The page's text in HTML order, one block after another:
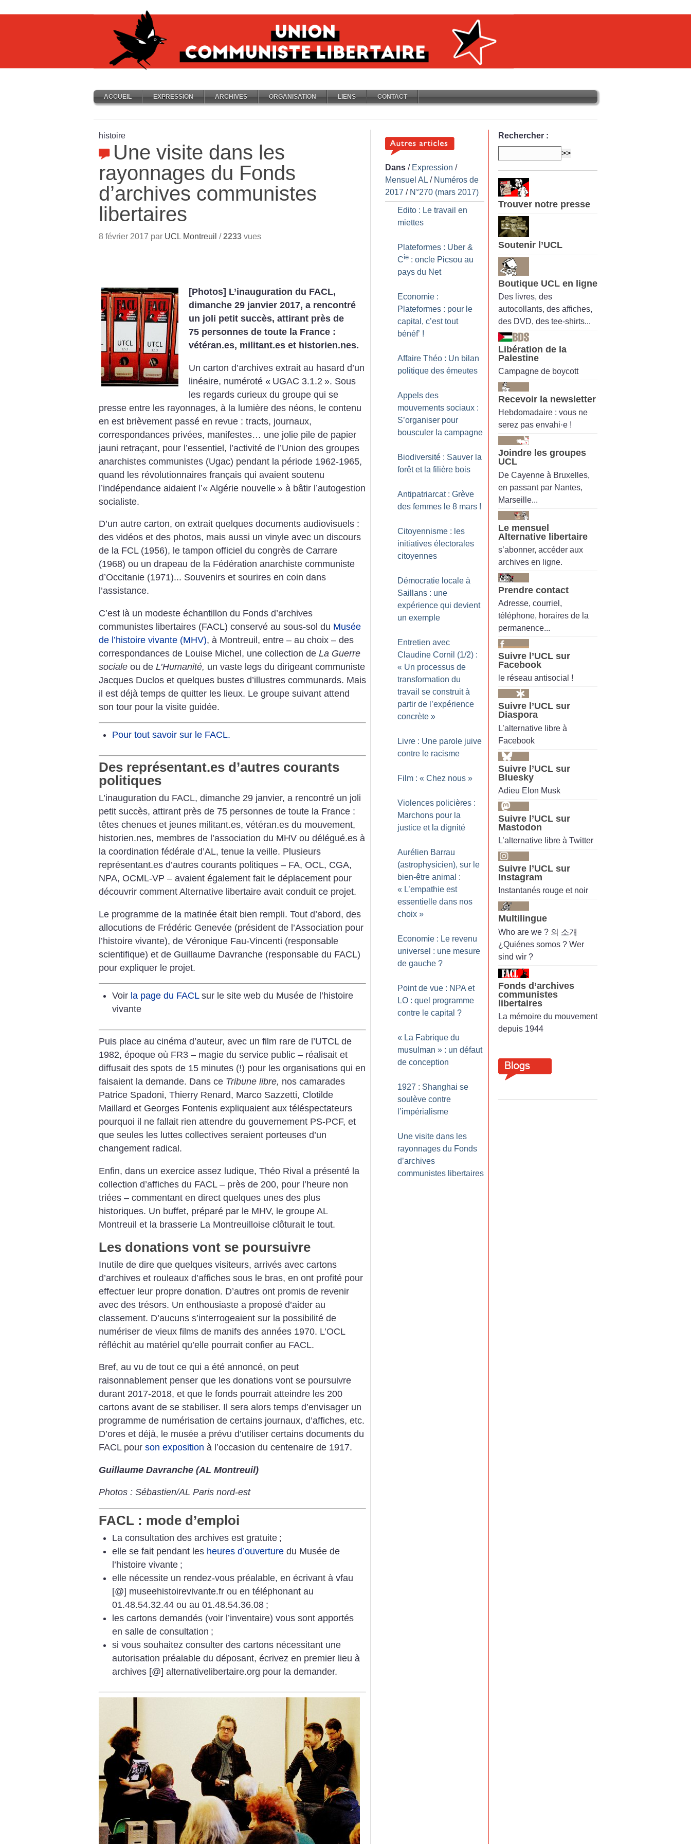
ACCUEIL EXPRESSION ARCHIVES ORGANISATION LIENS CONTACT
histoire
Une visite dans les
rayonnages du Fonds
d’archives communistes
libertaires
8 février 2017 par UCL Montreuil /2233 vues
[Photos] L’inauguration du FACL,
dimanche 29 janvier 2017, a rencontré
un joli petit succès, attirant près de
75 personnes de toute la France :
vétéran.es, militant.es et historien.nes.
Un carton d’archives extrait au hasard d’un
linéaire, numéroté « UGAC 3.1.2 ». Sous
les regards curieux du groupe qui se
presse entre les rayonnages, à la lumière des néons, le contenu
en est brièvement passé en revue : tracts, journaux,
correspondances privées, manifestes… une jolie pile de papier
jauni retraçant, pour l’essentiel, l’activité de l’Union des groupes
anarchistes communistes (Ugac) pendant la période 1962-1965,
quand les révolutionnaires français qui avaient soutenu
l’indépendance aidaient l’« Algérie nouvelle » à bâtir l’autogestion
socialiste.
D’un autre carton, on extrait quelques documents audiovisuels :
des vidéos et des photos, mais aussi un vinyle avec un discours
de la FCL (1956), le tampon officiel du congrès de Carrare
(1968) ou un drapeau de la Fédération anarchiste communiste
d’Occitanie (1971)... Souvenirs et sourires en coin dans
l’assistance.
C’est là un modeste échantillon du Fonds d’archives
communistes libertaires (FACL) conservé au sous-sol du Musée
de l’histoire vivante (MHV), à Montreuil, entre – au choix – des
correspondances de Louise Michel, une collection de La Guerre
sociale ou de L’Humanité, un vaste legs du dirigeant communiste
Jacques Duclos et quelques bustes d’illustres communards. Mais
il est déjà temps de quitter les lieux. Le groupe suivant attend
son tour pour la visite guidée.
Pour tout savoir sur le FACL.
Des représentant.es d’autres courants
politiques
L’inauguration du FACL, dimanche 29 janvier, a rencontré un joli
petit succès, attirant près de 75 personnes de toute la France :
têtes chenues et jeunes militant.es, vétéran.es du mouvement,
historien.nes, membres de l’association du MHV ou délégué.es à
la coordination fédérale d’AL, tenue la veille. Plusieurs
représentant.es d’autres courants politiques – FA, OCL, CGA,
NPA, OCML-VP – avaient également fait le déplacement pour
découvrir comment Alternative libertaire avait conduit ce projet.
Le programme de la matinée était bien rempli. Tout d’abord, des
allocutions de Frédéric Genevée (président de l’Association pour
l’histoire vivante), de Véronique Fau-Vincenti (responsable
scientifique) et de Guillaume Davranche (responsable du FACL)
pour expliquer le projet.
Voir la page du FACLsur le site web du Musée de l’histoire
vivante
Puis place au cinéma d’auteur, avec un film rare de l’UTCL de
1982, époque où FR3 – magie du service public – réalisait et
diffusait des spots de 15 minutes (!) pour les organisations qui en
faisaient la demande. Dans ce Tribune libre, nos camarades
Patrice Spadoni, Thierry Renard, Marco Sazzetti, Clotilde
Maillard et Georges Fontenis expliquaient aux téléspectateurs
pourquoi il ne fallait rien attendre du gouvernement PS-PCF, et
que seules les luttes collectives seraient porteuses d’un
changement radical.
Enfin, dans un exercice assez ludique, Théo Rival a présenté la
collection d’affiches du FACL – près de 200, pour l’heure non
triées – commentant en direct quelques unes des plus
historiques. Un buffet, préparé par le MHV, le groupe AL
Montreuil et la brasserie La Montreuilloise clôturait le tout.
Les donations vont se poursuivre
Inutile de dire que quelques visiteurs, arrivés avec cartons
d’archives et rouleaux d’affiches sous le bras, en ont profité pour
effectuer leur propre donation. D’autres ont promis de revenir
avec des trésors. Un enthousiaste a proposé d’aider au
classement. D’aucuns s’interrogeaient sur la possibilité de
numériser de vieux films de manifs des années 1970. L’OCL
réfléchit au matériel qu’elle pourrait confier au FACL.
Bref, au vu de tout ce qui a été annoncé, on peut
raisonnablement penser que les donations vont se poursuivre
durant 2017-2018, et que le fonds pourrait atteindre les 200
cartons avant de se stabiliser. Il sera alors temps d’envisager un
programme de numérisation de certains journaux, d’affiches, etc.
D’ores et déjà, le musée a prévu d’utiliser certains documents du
FACL pour son exposition à l’occasion du centenaire de 1917.
Guillaume Davranche (AL Montreuil)
Photos : Sébastien/AL Paris nord-est
FACL : mode d’emploi
La consultation des archives est gratuite ;
elle se fait pendant les heures d’ouverture du Musée de
l’histoire vivante ;
elle nécessite un rendez-vous préalable, en écrivant à vfau
[@] museehistoirevivante.fr ou en téléphonant au
01.48.54.32.44 ou au 01.48.54.36.08 ;
les cartons demandés (voir l’inventaire) vous sont apportés
en salle de consultation ;
si vous souhaitez consulter des cartons nécessitant une
autorisation préalable du déposant, écrivez en premier lieu à
archives [@] alternativelibertaire.org pour la demander.
Dans / Expression /
Mensuel AL / Numéros de
2017 / N°270 (mars 2017)
Edito : Le travail en
miettes
Plateformes : Uber &
Cie : oncle Picsou au
pays du Net
Economie :
Plateformes : pour le
capital, c’est tout
bénéf’ !
Affaire Théo : Un bilan
politique des émeutes
Appels des
mouvements sociaux :
S’organiser pour
bousculer la campagne
Biodiversité : Sauver la
forêt et la filière bois
Antipatriarcat : Grève
des femmes le 8 mars !
Citoyennisme : les
initiatives électorales
citoyennes
Démocratie locale à
Saillans : une
expérience qui devient
un exemple
Entretien avec
Claudine Cornil (1/2) :
« Un processus de
transformation du
travail se construit à
partir de l’expérience
concrète »
Livre : Une parole juive
contre le racisme
Film : « Chez nous »
Violences policières :
Marchons pour la
justice et la dignité
Aurélien Barrau
(astrophysicien), sur le
bien-être animal :
« L’empathie est
essentielle dans nos
choix »
Economie : Le revenu
universel : une mesure
de gauche ?
Point de vue : NPA et
LO : quel programme
contre le capital ?
« La Fabrique du
musulman » : un défaut
de conception
1927 : Shanghai se
soulève contre
l’impérialisme
Une visite dans les
rayonnages du Fonds
d’archives
communistes libertaires
Rechercher :
Trouver notre presse
Soutenir l’UCL
Boutique UCL en ligne
Des livres, des
autocollants, des affiches,
des DVD, des tee-shirts...
Libération de la
Palestine
Campagne de boycott
Recevoir la newsletter
Hebdomadaire : vous ne
serez pas envahi·e !
Joindre les groupes
UCL
De Cayenne à Bruxelles,
en passant par Nantes,
Marseille...
Le mensuel
Alternative libertaire
s’abonner, accéder aux
archives en ligne.
Prendre contact
Adresse, courriel,
téléphone, horaires de la
permanence...
Suivre l’UCL sur
Facebook
le réseau antisocial !
Suivre l’UCL sur
Diaspora
L’alternative libre à
Facebook
Suivre l’UCL sur
Bluesky
Adieu Elon Musk
Suivre l’UCL sur
Mastodon
L’alternative libre à Twitter
Suivre l’UCL sur
Instagram
Instantanés rouge et noir
Multilingue
Who are we ? 의 소개
¿Quiénes somos ? Wer
sind wir ?
Fonds d’archives
communistes
libertaires
La mémoire du mouvement
depuis 1944